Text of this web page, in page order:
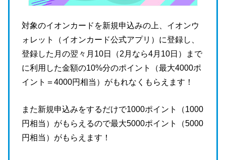
対象のイオンカードを新規申込みの上、イオンウ
ォレット（イオンカード公式アプリ）に登録し、
登録した月の翌々月10日（2月なら4月10日）まで
に利用した金額の10%分のポイント（最大4000ポ
イント＝4000円相当）がもれなくもらえます！
また新規申込みをするだけで1000ポイント（1000
円相当）がもらえるので最大5000ポイント（5000
円相当）がもらえます！